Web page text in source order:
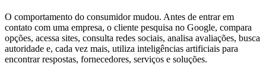
O comportamento do consumidor mudou. Antes de entrar em
contato com uma empresa, o cliente pesquisa no Google, compara
opções, acessa sites, consulta redes sociais, analisa avaliações, busca
autoridade e, cada vez mais, utiliza inteligências artificiais para
encontrar respostas, fornecedores, serviços e soluções.